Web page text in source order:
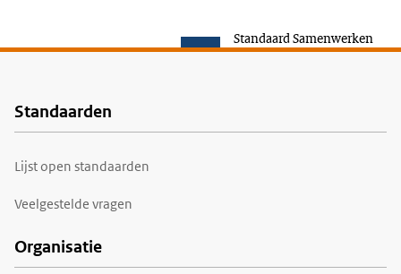
Standaard Samenwerken
Voet
Standaarden
Lijst open standaarden
Veelgestelde vragen
Organisatie